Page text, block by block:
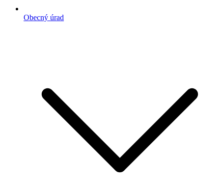
Obecný úrad